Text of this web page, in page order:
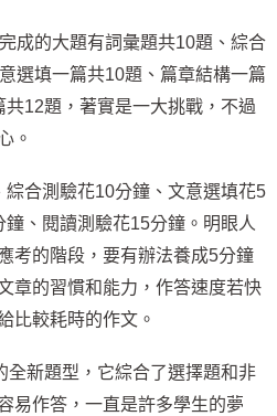
成的大題有詞彙題共10題、綜合
選填一篇共10題、篇章結構一篇
12題，著實是一大挑戰，不過
。
合測驗花10分鐘、文意選填花5
、閱讀測驗花15分鐘。明眼人
考的階段，要有辦法養成5分鐘
章的習慣和能力，作答速度若快
比較耗時的作文。
全新題型，它綜合了選擇題和非
易作答，一直是許多學生的夢